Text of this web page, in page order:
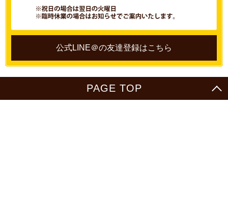
公式LINE＠の友達登録はこちら
PAGE TOP